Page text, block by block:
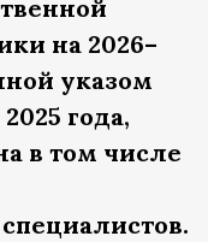
на 2026–
указом
года,
в том числе